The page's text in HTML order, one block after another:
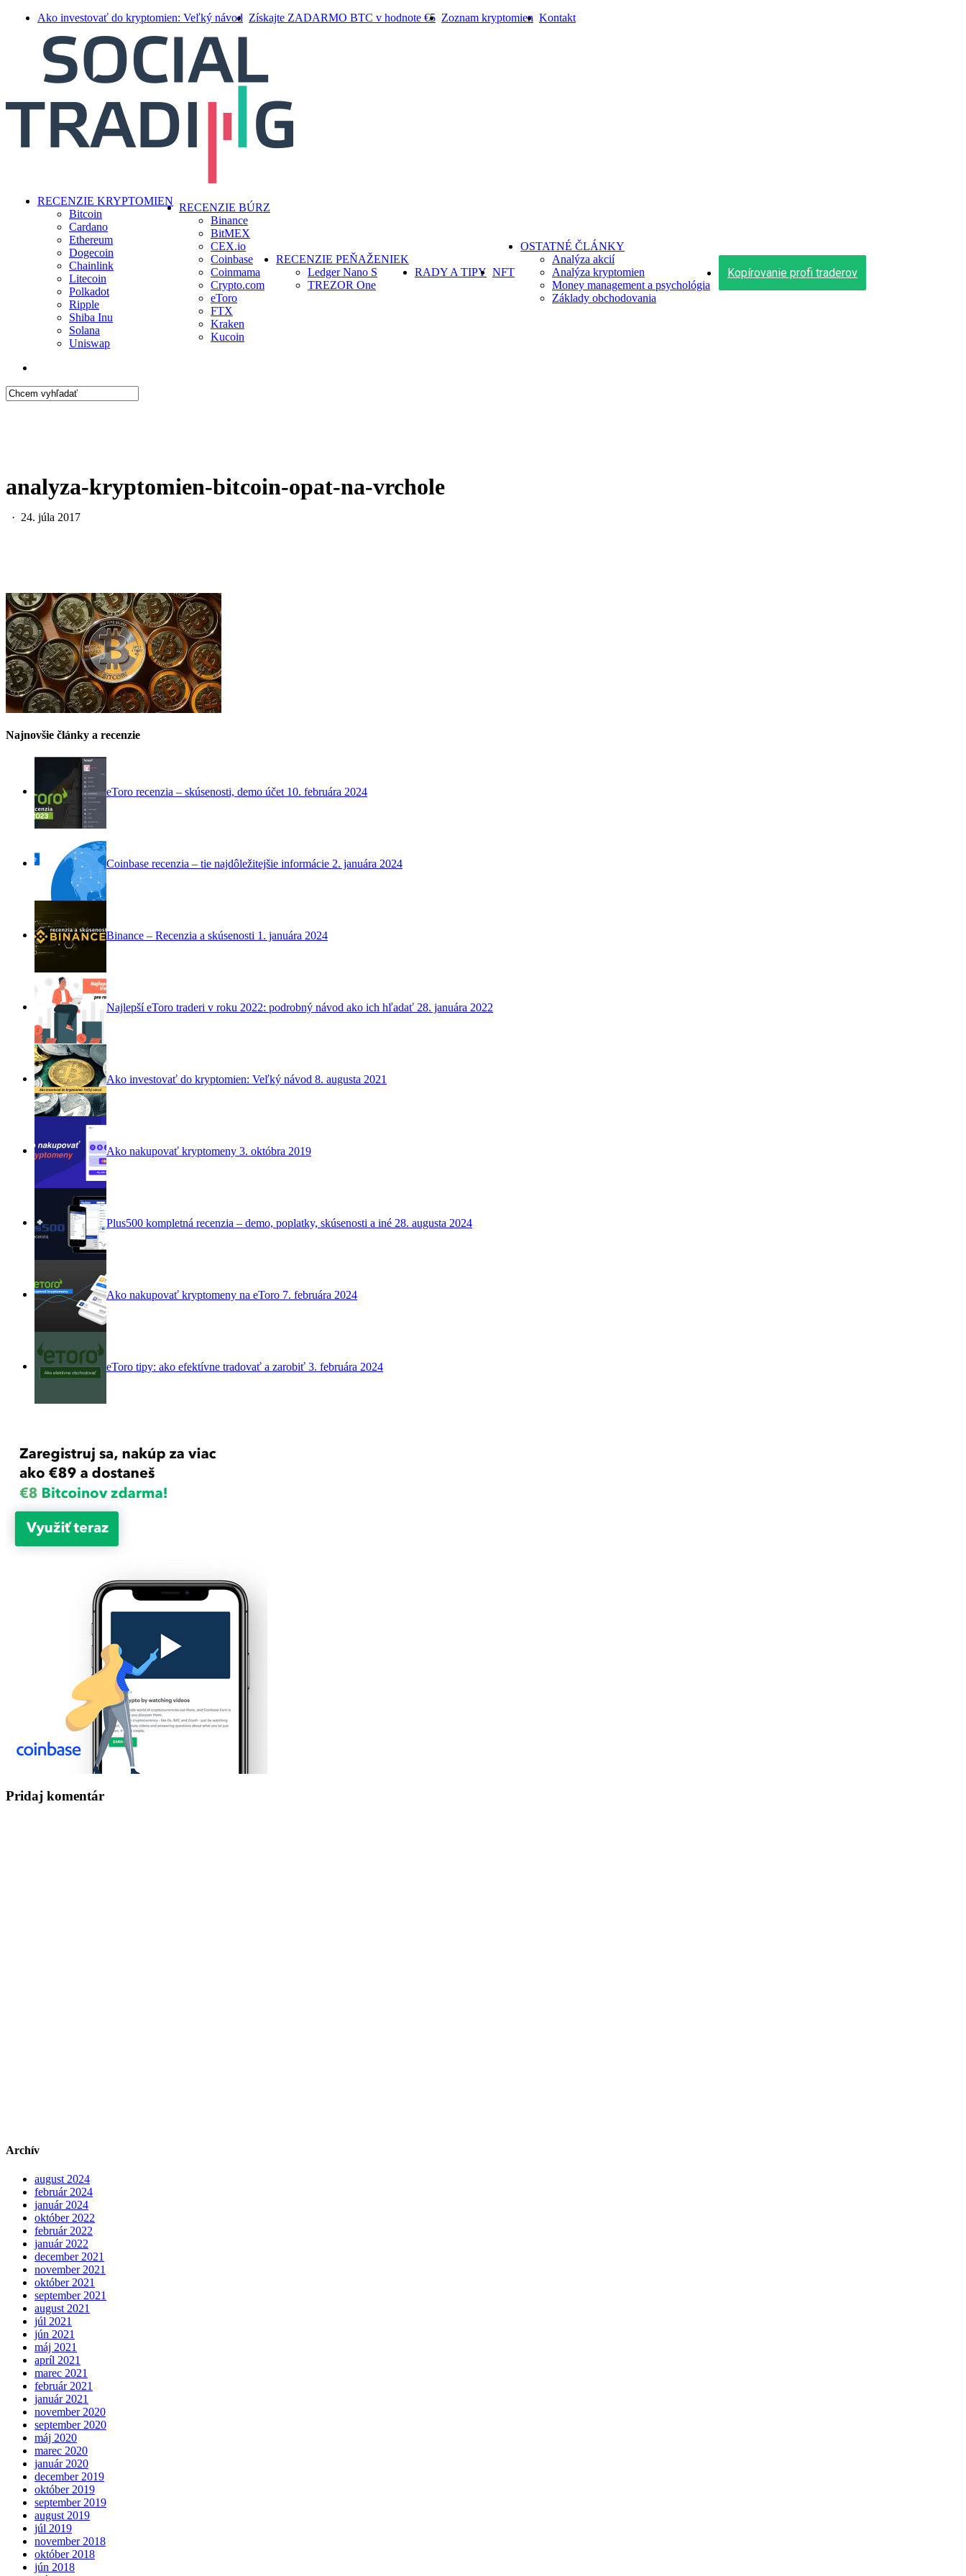
Ako investovať do kryptomien: Veľký návod Získajte ZADARMO BTC v hodnote €5 Zoznam kryptomien Kontakt
search
Menu
RECENZIE KRYPTOMIEN
Bitcoin
Cardano
Ethereum
Dogecoin
Chainlink
Litecoin
Polkadot
Ripple
Shiba Inu
Solana
Uniswap
RECENZIE BÚRZ
Binance
BitMEX
CEX.io
Coinbase
Coinmama
Crypto.com
eToro
FTX
Kraken
Kucoin
RECENZIE PEŇAŽENIEK
Ledger Nano S
TREZOR One
RADY A TIPY NFT
OSTATNÉ ČLÁNKY
Analýza akcií
Analýza kryptomien
Money management a psychológia
Základy obchodovania
Kopírovanie profi traderov
analyza-kryptomien-bitcoin-opat-na-vrchole
24. júla 2017
Najnovšie články a recenzie
eToro recenzia – skúsenosti, demo účet 10. februára 2024
Coinbase recenzia – tie najdôležitejšie informácie 2. januára 2024
Binance – Recenzia a skúsenosti 1. januára 2024
Najlepší eToro traderi v roku 2022: podrobný návod ako ich hľadať 28. januára 2022
Ako investovať do kryptomien: Veľký návod 8. augusta 2021
Ako nakupovať kryptomeny 3. októbra 2019
Plus500 kompletná recenzia – demo, poplatky, skúsenosti a iné 28. augusta 2024
Ako nakupovať kryptomeny na eToro 7. februára 2024
eToro tipy: ako efektívne tradovať a zarobiť 3. februára 2024
Pridaj komentár
Archív
august 2024
február 2024
január 2024
október 2022
február 2022
január 2022
december 2021
november 2021
október 2021
september 2021
august 2021
júl 2021
jún 2021
máj 2021
apríl 2021
marec 2021
február 2021
január 2021
november 2020
september 2020
máj 2020
marec 2020
január 2020
december 2019
október 2019
september 2019
august 2019
júl 2019
november 2018
október 2018
jún 2018